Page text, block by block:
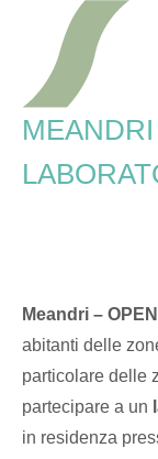
content
Meandri –
abitanti delle
particolare delle
partecipare a un
in residenza